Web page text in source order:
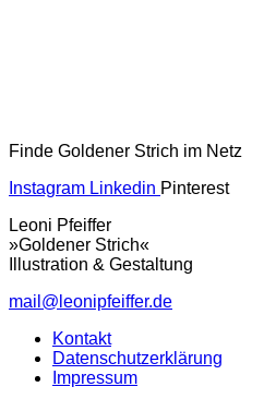
Finde Goldener Strich im Netz
Instagram Linkedin Pinterest
Leoni Pfeiffer
»Goldener Strich«
Illustration & Gestaltung
mail@leonipfeiffer.de
Kontakt
Datenschutzerklärung
Impressum